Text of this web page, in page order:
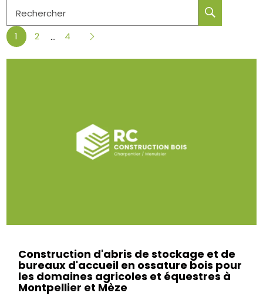
Rechercher
1
2 ... 4
Construction d'abris de stockage et de
bureaux d'accueil en ossature bois pour
les domaines agricoles et équestres à
Montpellier et Mèze